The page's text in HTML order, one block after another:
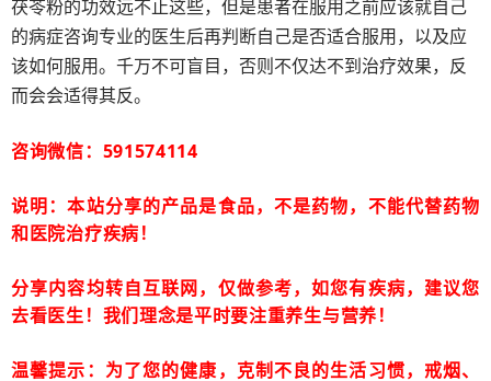
茯苓粉的功效远不止这些，但是患者在服用之前应该就自己
的病症咨询专业的医生后再判断自己是否适合服用，以及应
该如何服用。千万不可盲目，否则不仅达不到治疗效果，反
而会会适得其反。
咨询微信：591574114
说明：本站分享的产品是食品，不是药物，不能代替药物
和医院治疗疾病！
分享内容均转自互联网，仅做参考，如您有疾病，建议您
去看医生！我们理念是平时要注重养生与营养！
温馨提示：为了您的健康，克制不良的生活习惯，戒烟、